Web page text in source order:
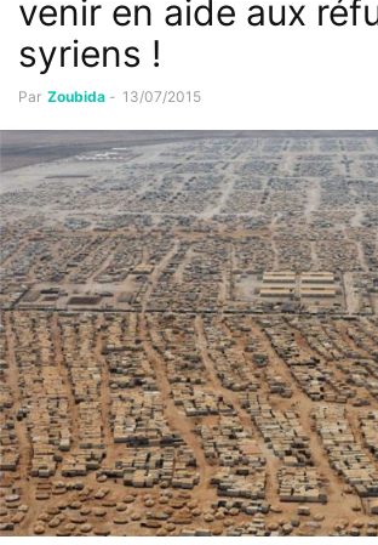
venir en aide aux
syriens !
Par Zoubida - 13/07/2015